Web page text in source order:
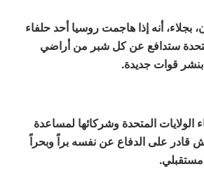
بجلاء، أنه إذا هاجمت روسيا أحد حلفاء
ستدافع عن كل شبر من أراضي
قوات جديدة.
الولايات المتحدة وشركائها لمساعدة
قادر على الدفاع عن نفسه براً وبحراً